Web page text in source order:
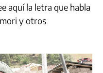
aquí la letra que habla
y otros